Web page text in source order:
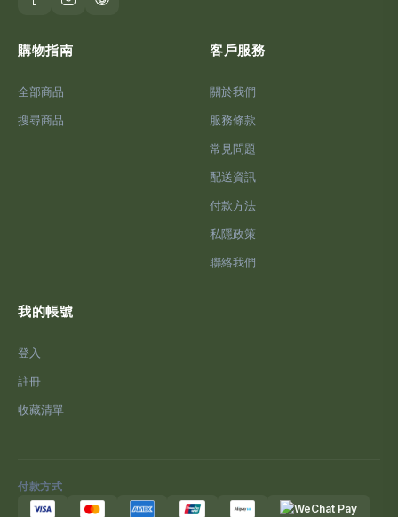
購物指南
全部商品
搜尋商品
客戶服務
關於我們
服務條款
常見問題
配送資訊
付款方法
私隱政策
聯絡我們
我的帳號
登入
註冊
收藏清單
付款方式